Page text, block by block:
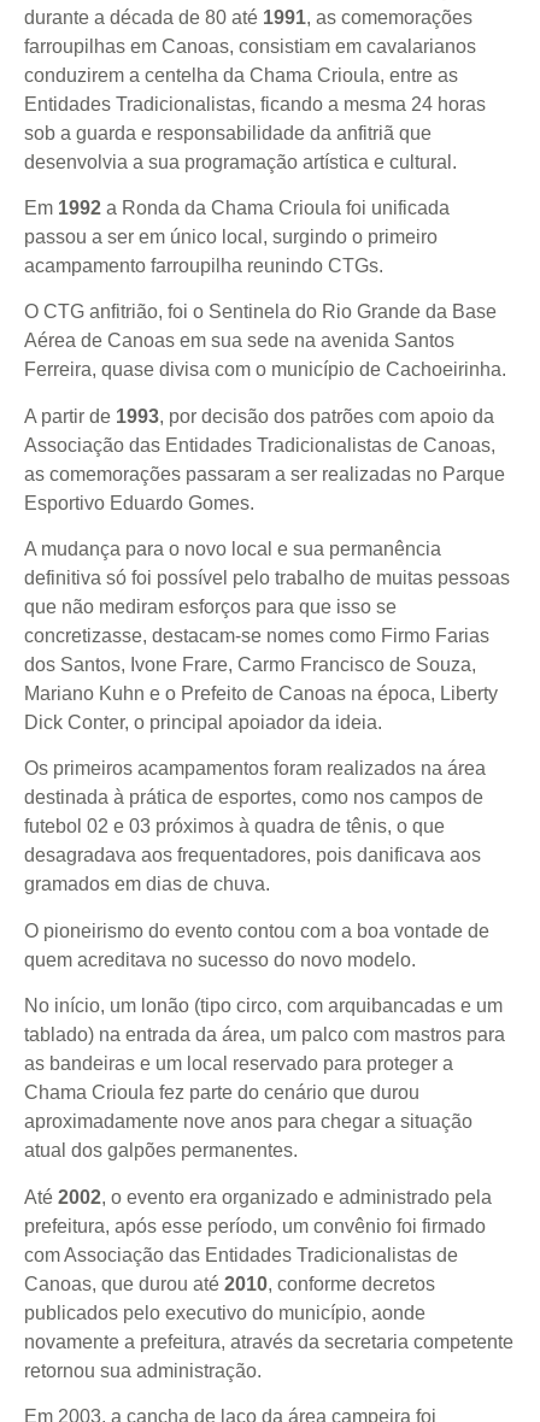
durante a década de 80 até 1991, as comemorações
farroupilhas em Canoas, consistiam em cavalarianos
conduzirem a centelha da Chama Crioula, entre as
Entidades Tradicionalistas, ficando a mesma 24 horas
sob a guarda e responsabilidade da anfitriã que
desenvolvia a sua programação artística e cultural.
Em 1992 a Ronda da Chama Crioula foi unificada
passou a ser em único local, surgindo o primeiro
acampamento farroupilha reunindo CTGs.
O CTG anfitrião, foi o Sentinela do Rio Grande da Base
Aérea de Canoas em sua sede na avenida Santos
Ferreira, quase divisa com o município de Cachoeirinha.
A partir de 1993, por decisão dos patrões com apoio da
Associação das Entidades Tradicionalistas de Canoas,
as comemorações passaram a ser realizadas no Parque
Esportivo Eduardo Gomes.
A mudança para o novo local e sua permanência
definitiva só foi possível pelo trabalho de muitas pessoas
que não mediram esforços para que isso se
concretizasse, destacam-se nomes como Firmo Farias
dos Santos, Ivone Frare, Carmo Francisco de Souza,
Mariano Kuhn e o Prefeito de Canoas na época, Liberty
Dick Conter, o principal apoiador da ideia.
Os primeiros acampamentos foram realizados na área
destinada à prática de esportes, como nos campos de
futebol 02 e 03 próximos à quadra de tênis, o que
desagradava aos frequentadores, pois danificava aos
gramados em dias de chuva.
O pioneirismo do evento contou com a boa vontade de
quem acreditava no sucesso do novo modelo.
No início, um lonão (tipo circo, com arquibancadas e um
tablado) na entrada da área, um palco com mastros para
as bandeiras e um local reservado para proteger a
Chama Crioula fez parte do cenário que durou
aproximadamente nove anos para chegar a situação
atual dos galpões permanentes.
Até 2002, o evento era organizado e administrado pela
prefeitura, após esse período, um convênio foi firmado
com Associação das Entidades Tradicionalistas de
Canoas, que durou até 2010, conforme decretos
publicados pelo executivo do município, aonde
novamente a prefeitura, através da secretaria competente
retornou sua administração.
Em 2003, a cancha de laço da área campeira foi